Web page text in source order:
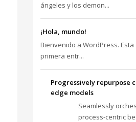
ángeles y los demon...
¡Hola, mundo!
Bienvenido a WordPress. Esta
primera entr...
Progressively repurpose
edge models
Seamlessly
process-centric